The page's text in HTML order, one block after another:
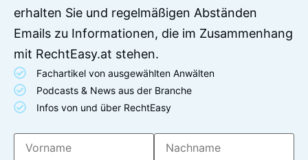
erhalten Sie und regelmäßigen Abständen
Emails zu Informationen, die im Zusammenhang
mit RechtEasy.at stehen.
Fachartikel von ausgewählten Anwälten
Podcasts & News aus der Branche
Infos von und über RechtEasy